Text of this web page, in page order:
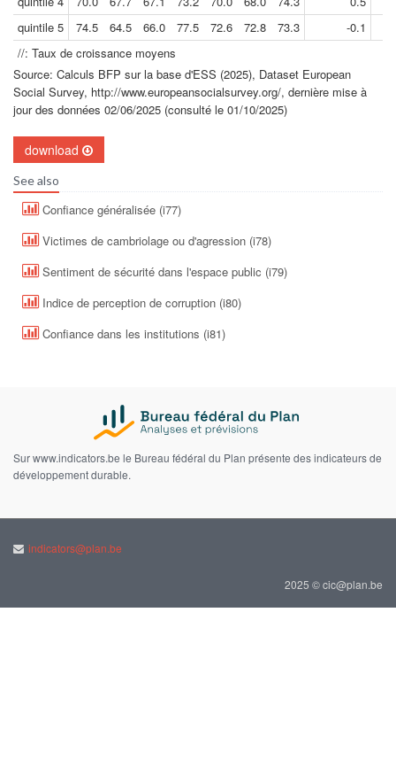
quintile 5
74.5 64.5 66.0 77.5 72.6 72.8 73.3
-0.1
//: Taux de croissance moyens
Source: Calculs BFP sur la base d'ESS (2025), Dataset European
Social Survey, http://www.europeansocialsurvey.org/, dernière mise à
jour des données 02/06/2025 (consulté le 01/10/2025)
download
See also
Confiance généralisée (i77)
Victimes de cambriolage ou d'agression (i78)
Sentiment de sécurité dans l'espace public (i79)
Indice de perception de corruption (i80)
Confiance dans les institutions (i81)
Sur www.indicators.be le Bureau fédéral du Plan présente des indicateurs de
développement durable.
indicators@plan.be
2025 © cic@plan.be